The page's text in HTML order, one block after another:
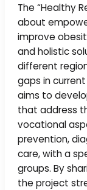
The “Healthy
about
improve
and holistic
different
gaps in
aims to
that address
vocational
prevention,
care, with a
groups. By
the project